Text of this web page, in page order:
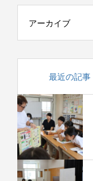
アーカイブ
最近の記事